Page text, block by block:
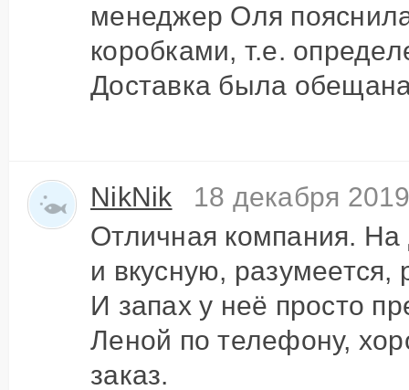
менеджер Оля
коробками, т.е.
Доставка была
NikNik
18 декабря
Отличная компания. На
и вкусную,
И запах у неё просто
Леной по телефону,
заказ.